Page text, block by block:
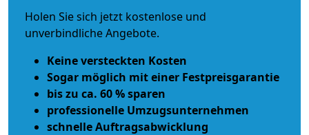
Holen Sie sich jetzt kostenlose und
unverbindliche Angebote.
Keine versteckten Kosten
Sogar möglich mit einer Festpreisgarantie
bis zu ca. 60 % sparen
professionelle Umzugsunternehmen
schnelle Auftragsabwicklung